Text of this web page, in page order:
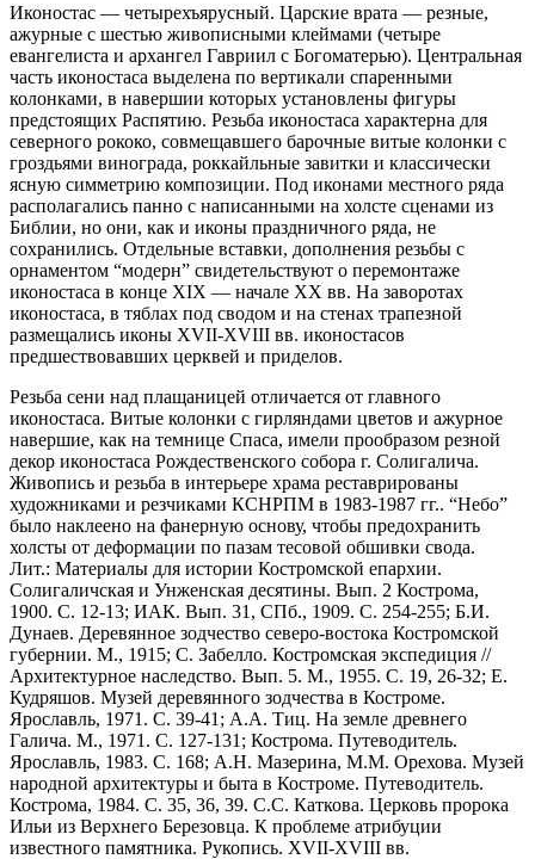
Иконостас — четырехъярусный. Царские врата — резные,
ажурные с шестью живописными клеймами (четыре
евангелиста и архангел Гавриил с Богоматерью). Центральная
часть иконостаса выделена по вертикали спаренными
колонками, в навершии которых установлены фигуры
предстоящих Распятию. Резьба иконостаса характерна для
северного рококо, совмещавшего барочные витые колонки с
гроздьями винограда, роккайльные завитки и классически
ясную симметрию композиции. Под иконами местного ряда
располагались панно с написанными на холсте сценами из
Библии, но они, как и иконы праздничного ряда, не
сохранились. Отдельные вставки, дополнения резьбы с
орнаментом “модерн” свидетельствуют о перемонтаже
иконостаса в конце XIX — начале XX вв. На заворотах
иконостаса, в тяблах под сводом и на стенах трапезной
размещались иконы XVII-XVIII вв. иконостасов
предшествовавших церквей и приделов.
Резьба сени над плащаницей отличается от главного
иконостаса. Витые колонки с гирляндами цветов и ажурное
навершие, как на темнице Спаса, имели прообразом резной
декор иконостаса Рождественского собора г. Солигалича.
Живопись и резьба в интерьере храма реставрированы
художниками и резчиками КСНРПМ в 1983-1987 гг.. “Небо”
было наклеено на фанерную основу, чтобы предохранить
холсты от деформации по пазам тесовой обшивки свода.
Лит.: Материалы для истории Костромской епархии.
Солигаличская и Унженская десятины. Вып. 2 Кострома,
1900. С. 12-13; ИАК. Вып. 31, СПб., 1909. С. 254-255; Б.И.
Дунаев. Деревянное зодчество северо-востока Костромской
губернии. М., 1915; С. Забелло. Костромская экспедиция //
Архитектурное наследство. Вып. 5. М., 1955. С. 19, 26-32; Е.
Кудряшов. Музей деревянного зодчества в Костроме.
Ярославль, 1971. С. 39-41; А.А. Тиц. На земле древнего
Галича. М., 1971. С. 127-131; Кострома. Путеводитель.
Ярославль, 1983. С. 168; А.Н. Мазерина, М.М. Орехова. Музей
народной архитектуры и быта в Костроме. Путеводитель.
Кострома, 1984. С. 35, 36, 39. С.С. Каткова. Церковь пророка
Ильи из Верхнего Березовца. К проблеме атрибуции
известного памятника. Рукопись. XVII-XVIII вв.